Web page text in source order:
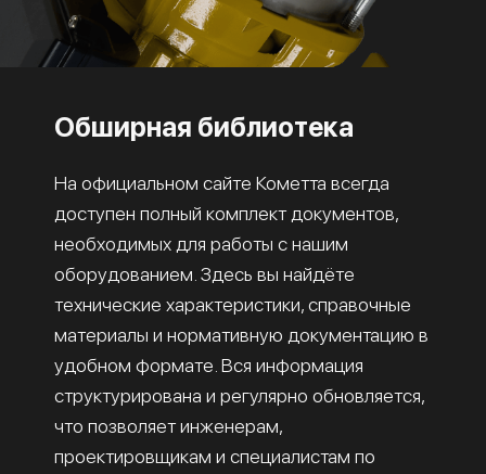
Обширная библиотека
На официальном сайте Кометта всегда
доступен полный комплект документов,
необходимых для работы с нашим
оборудованием. Здесь вы найдёте
технические характеристики, справочные
материалы и нормативную документацию в
удобном формате. Вся информация
структурирована и регулярно обновляется,
что позволяет инженерам,
проектировщикам и специалистам по